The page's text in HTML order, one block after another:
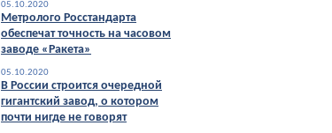
05.10.2020
Метролого Росстандарта
обеспечат точность на часовом
заводе «Ракета»
05.10.2020
В России строится очередной
гигантский завод, о котором
почти нигде не говорят